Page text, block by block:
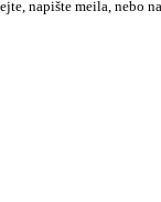
napište meila, nebo